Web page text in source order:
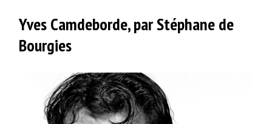
Yves Camdeborde, par Stéphane de
Bourgies